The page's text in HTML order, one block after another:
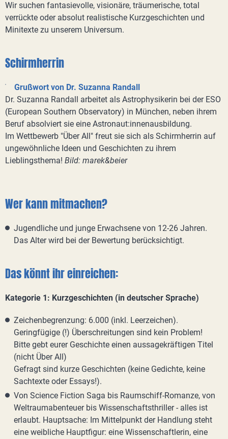
Wir suchen fantasievolle, visionäre, träumerische, total
verrückte oder absolut realistische Kurzgeschichten und
Minitexte zu unserem Universum.
Schirmherrin
Grußwort von Dr. Suzanna Randall
Dr. Suzanna Randall arbeitet als Astrophysikerin bei der ESO
(European Southern Observatory) in München, neben ihrem
Beruf absolviert sie eine Astronaut:innenausbildung.
Im Wettbewerb "Über All" freut sie sich als Schirmherrin auf
ungewöhnliche Ideen und Geschichten zu ihrem
Lieblingsthema! Bild: marek&beier
Wer kann mitmachen?
Jugendliche und junge Erwachsene von 12-26 Jahren.
Das Alter wird bei der Bewertung berücksichtigt.
Das könnt ihr einreichen:
Kategorie 1: Kurzgeschichten (in deutscher Sprache)
Zeichenbegrenzung: 6.000 (inkl. Leerzeichen).
Geringfügige (!) Überschreitungen sind kein Problem!
Bitte gebt eurer Geschichte einen aussagekräftigen Titel
(nicht Über All)
Gefragt sind kurze Geschichten (keine Gedichte, keine
Sachtexte oder Essays!).
Von Science Fiction Saga bis Raumschiff-Romanze, von
Weltraumabenteuer bis Wissenschaftsthriller - alles ist
erlaubt. Hauptsache: Im Mittelpunkt der Handlung steht
eine weibliche Hauptfigur: eine Wissenschaftlerin, eine